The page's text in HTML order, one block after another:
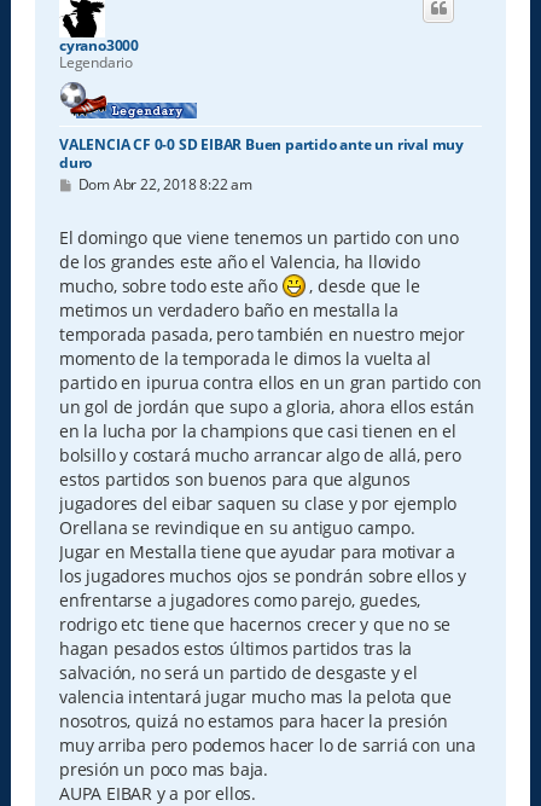
cyrano3000
Legendario
VALENCIA CF 0-0 SD EIBAR Buen partido ante un rival muy
duro
M
s
a
j
e
Dom Abr 22, 2018 8:22 am
El domingo que viene tenemos un partido con uno
de los grandes este año el Valencia, ha llovido
mucho, sobre todo este año
, desde que le
metimos un verdadero baño en mestalla la
temporada pasada, pero también en nuestro mejor
momento de la temporada le dimos la vuelta al
partido en ipurua contra ellos en un gran partido con
un gol de jordán que supo a gloria, ahora ellos están
en la lucha por la champions que casi tienen en el
bolsillo y costará mucho arrancar algo de allá, pero
estos partidos son buenos para que algunos
jugadores del eibar saquen su clase y por ejemplo
Orellana se revindique en su antiguo campo.
Jugar en Mestalla tiene que ayudar para motivar a
los jugadores muchos ojos se pondrán sobre ellos y
enfrentarse a jugadores como parejo, guedes,
rodrigo etc tiene que hacernos crecer y que no se
hagan pesados estos últimos partidos tras la
salvación, no será un partido de desgaste y el
valencia intentará jugar mucho mas la pelota que
nosotros, quizá no estamos para hacer la presión
muy arriba pero podemos hacer lo de sarriá con una
presión un poco mas baja.
AUPA EIBAR y a por ellos.